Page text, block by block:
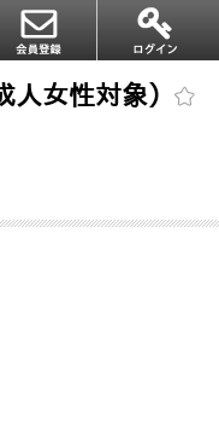
人女性対象）